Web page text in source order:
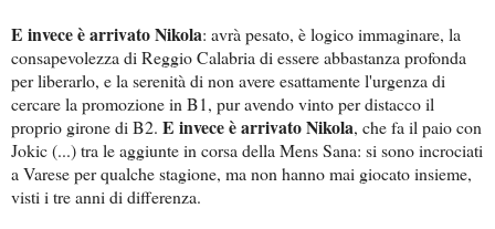
E invece è arrivato Nikola: avrà pesato, è logico immaginare, la
consapevolezza di Reggio Calabria di essere abbastanza profonda
per liberarlo, e la serenità di non avere esattamente l'urgenza di
cercare la promozione in B1, pur avendo vinto per distacco il
proprio girone di B2. E invece è arrivato Nikola, che fa il paio con
Jokic (...) tra le aggiunte in corsa della Mens Sana: si sono incrociati
a Varese per qualche stagione, ma non hanno mai giocato insieme,
visti i tre anni di differenza.